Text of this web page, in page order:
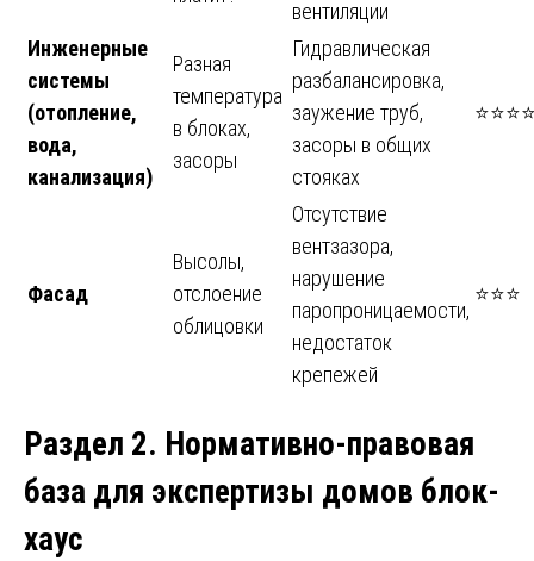
вентиляции
Инженерные
системы
(отопление,
вода,
канализация)
Разная
температура
в блоках,
засоры
Гидравлическая
разбалансировка,
заужение труб,
засоры в общих
стояках
Фасад
Высолы,
отслоение
облицовки
Отсутствие
вентзазора,
нарушение
паропроницаемости,
недостаток
крепежей
⭐⭐⭐
Раздел 2. Нормативно-правовая
база для экспертизы домов блок-
хаус